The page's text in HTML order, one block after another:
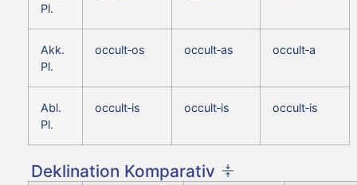
Pl.
Akk.
Pl.
occult‑os occult‑as occult‑a
Abl.
Pl.
occult‑is occult‑is occult‑is
Deklination Komparativ